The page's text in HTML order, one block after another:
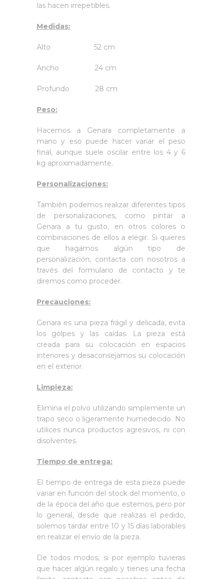
las hacen irrepetibles.
Medidas:
Alto 52 cm
Ancho 24 cm
Profundo 28 cm
Peso:
Hacemos a Genara completamente a
mano y eso puede hacer variar el peso
final, aunque suele oscilar entre los 4 y 6
kg aproximadamente.
Personalizaciones:
También podemos realizar diferentes tipos
de personalizaciones, como pintar a
Genara a tu gusto, en otros colores o
combinaciones de ellos a elegir. Si quieres
que hagamos algún tipo de
personalización, contacta con nosotros a
través del formulario de contacto y te
diremos como proceder.
Precauciones:
Genara es una pieza frágil y delicada, evita
los golpes y las caídas. La pieza está
creada para su colocación en espacios
interiores y desaconsejamos su colocación
en el exterior.
Limpieza:
Elimina el polvo utilizando simplemente un
trapo seco o ligeramente humedecido. No
utilices nunca productos agresivos, ni con
disolventes.
Tiempo de entrega:
El tiempo de entrega de esta pieza puede
variar en función del stock del momento, o
de la época del año que estemos, pero por
lo general, desde que realizas el pedido,
solemos tardar entre 10 y 15 días laborables
en realizar el envío de la pieza.
De todos modos, si por ejemplo tuvieras
que hacer algún regalo y tienes una fecha